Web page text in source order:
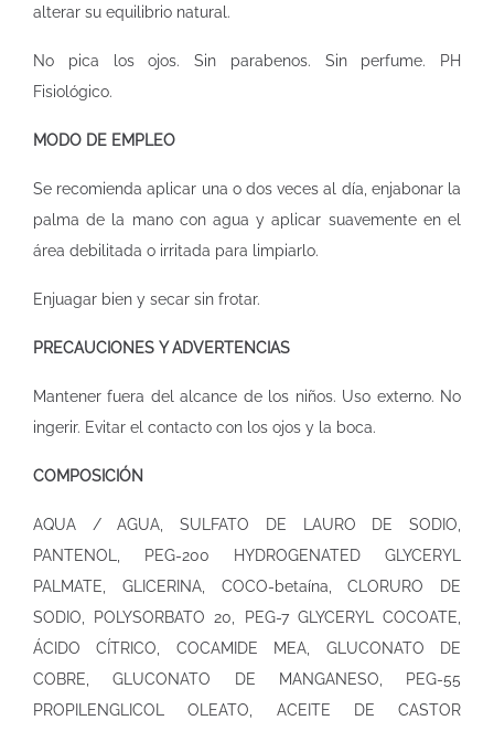
alterar su equilibrio natural.
No pica los ojos. Sin parabenos. Sin perfume. PH
Fisiológico.
MODO DE EMPLEO
Se recomienda aplicar una o dos veces al día, enjabonar la
palma de la mano con agua y aplicar suavemente en el
área debilitada o irritada para limpiarlo.
Enjuagar bien y secar sin frotar.
PRECAUCIONES Y ADVERTENCIAS
Mantener fuera del alcance de los niños. Uso externo. No
ingerir. Evitar el contacto con los ojos y la boca.
COMPOSICIÓN
AQUA / AGUA, SULFATO DE LAURO DE SODIO,
PANTENOL, PEG-200 HYDROGENATED GLYCERYL
PALMATE, GLICERINA, COCO-betaína, CLORURO DE
SODIO, POLYSORBATO 20, PEG-7 GLYCERYL COCOATE,
ÁCIDO CÍTRICO, COCAMIDE MEA, GLUCONATO DE
COBRE, GLUCONATO DE MANGANESO, PEG-55
PROPILENGLICOL OLEATO, ACEITE DE CASTOR